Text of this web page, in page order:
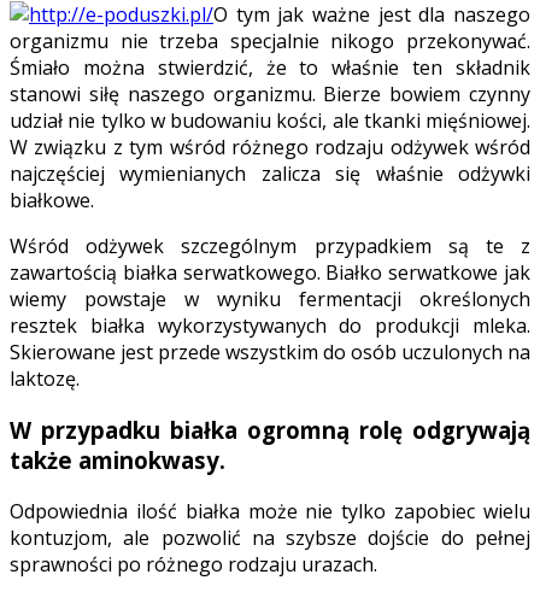
O tym jak ważne jest dla naszego
organizmu nie trzeba specjalnie nikogo przekonywać.
Śmiało można stwierdzić, że to właśnie ten składnik
stanowi siłę naszego organizmu. Bierze bowiem czynny
udział nie tylko w budowaniu kości, ale tkanki mięśniowej.
W związku z tym wśród różnego rodzaju odżywek wśród
najczęściej wymienianych zalicza się właśnie odżywki
białkowe.
Wśród odżywek szczególnym przypadkiem są te z
zawartością białka serwatkowego. Białko serwatkowe jak
wiemy powstaje w wyniku fermentacji określonych
resztek białka wykorzystywanych do produkcji mleka.
Skierowane jest przede wszystkim do osób uczulonych na
laktozę.
W przypadku białka ogromną rolę odgrywają
także aminokwasy.
Odpowiednia ilość białka może nie tylko zapobiec wielu
kontuzjom, ale pozwolić na szybsze dojście do pełnej
sprawności po różnego rodzaju urazach.